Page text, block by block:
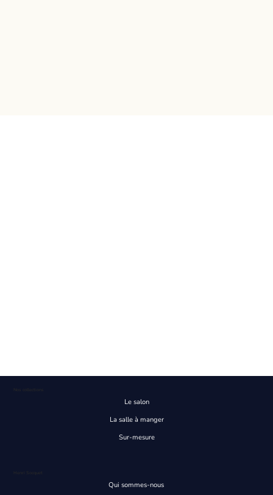
Le salon
La salle à manger
Sur-mesure
Henri Socquet
Qui sommes-nous